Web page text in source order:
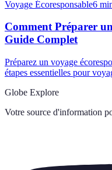
Voyage Écoresponsable6
Comment Préparer
Guide Complet
Préparez un voyage
étapes essentielles pour
Globe Explore
Votre source d'information